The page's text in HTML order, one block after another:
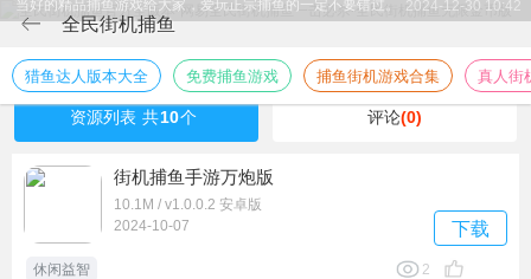
全民街机捕鱼
2024-12-30 10:42
猎鱼达人版本大全 免费捕鱼游戏 捕鱼街机游戏合集 真人街
资源列表 共10个 评论(0)
街机捕鱼手游万炮版
10.1M / v1.0.0.2 安卓版
2024-10-07
下载
休闲益智 2